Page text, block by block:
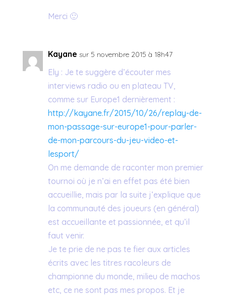
Merci 🙂
Kayane sur 5 novembre 2015 à 18h47
Ely : Je te suggère d’écouter mes
interviews radio ou en plateau TV,
comme sur Europe1 dernièrement :
http://kayane.fr/2015/10/26/replay-de-
mon-passage-sur-europe1-pour-parler-
de-mon-parcours-du-jeu-video-et-
lesport/
On me demande de raconter mon premier
tournoi où je n’ai en effet pas été bien
accueillie, mais par la suite j’explique que
la communauté des joueurs (en général)
est accueillante et passionnée, et qu’il
faut venir.
Je te prie de ne pas te fier aux articles
écrits avec les titres racoleurs de
championne du monde, milieu de machos
etc, ce ne sont pas mes propos. Et je